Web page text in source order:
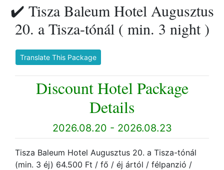
✔️ Tisza Baleum Hotel Augusztus
20. a Tisza-tónál ( min. 3 night )
Translate This Package
Discount Hotel Package
Details
2026.08.20 - 2026.08.23
Tisza Baleum Hotel Augusztus 20. a Tisza-tónál
(min. 3 éj) 64.500 Ft / fő / éj ártól / félpanzió /